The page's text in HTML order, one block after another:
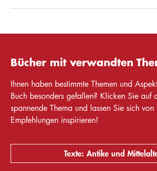
Bücher mit verwandten
Ihnen haben bestimmte Themen und
Buch besonders gefallen? Klicken Sie auf
spannende Thema und lassen Sie sich von
Empfehlungen inspirieren!
Texte: Antike und